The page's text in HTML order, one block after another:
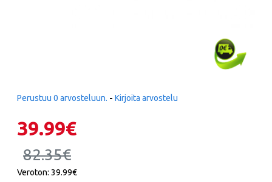
Perustuu 0 arvosteluun. - Kirjoita arvostelu
39.99€
82.35€
Veroton: 39.99€